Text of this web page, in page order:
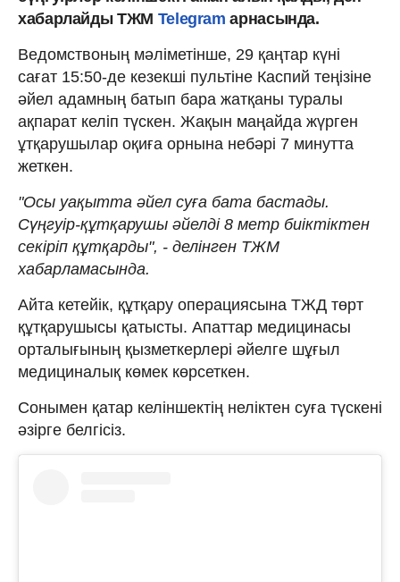
хабарлайды ТЖМ Telegramарнасында.
Ведомствоның мәліметінше, 29 қаңтар күні
сағат 15:50-де кезекші пультіне Каспий теңізіне
әйел адамның батып бара жатқаны туралы
ақпарат келіп түскен. Жақын маңайда жүрген
ұтқарушылар оқиға орнына небәрі 7 минутта
жеткен.
"Осы уақытта әйел суға бата бастады.
Сүңгуір-құтқарушы әйелді 8 метр биіктіктен
секіріп құтқарды", - делінген ТЖМ
хабарламасында.
Айта кетейік, құтқару операциясына ТЖД төрт
құтқарушысы қатысты. Апаттар медицинасы
орталығының қызметкерлері әйелге шұғыл
медициналық көмек көрсеткен.
Сонымен қатар келіншектің неліктен суға түскені
әзірге белгісіз.